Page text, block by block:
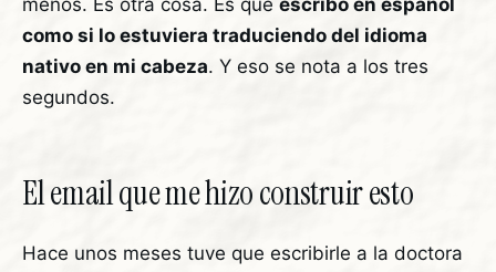
menos. Es otra cosa. Es que escribo en español
como si lo estuviera traduciendo del idioma
nativo en mi cabeza. Y eso se nota a los tres
segundos.
El email que me hizo construir esto
Hace unos meses tuve que escribirle a la doctora